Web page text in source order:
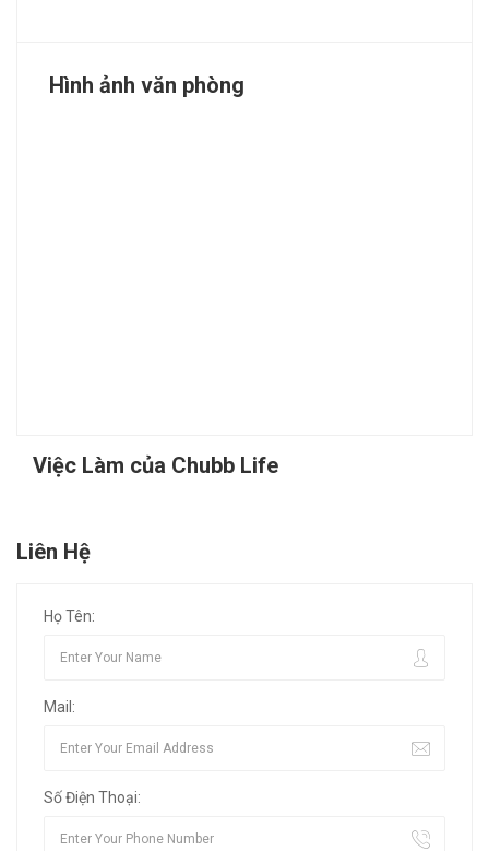
Hình ảnh văn phòng
Việc Làm của Chubb Life
Liên Hệ
Họ Tên:
Mail:
Số Điện Thoại: